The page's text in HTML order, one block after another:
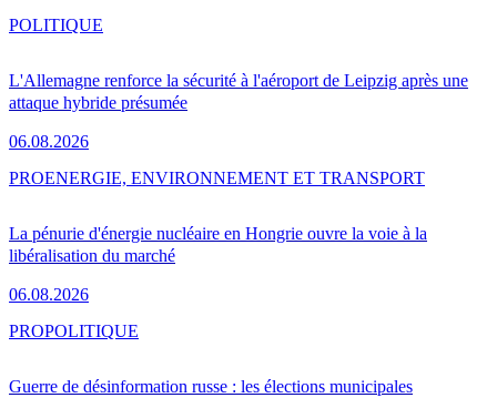
L'Allemagne renforce la sécurité à l'aéroport de Leipzig après une
attaque hybride présumée
06.08.2026
POLITIQUE
La pénurie d'énergie nucléaire en Hongrie ouvre la voie à la
libéralisation du marché
06.08.2026
PROENERGIE, ENVIRONNEMENT ET TRANSPORT
Guerre de désinformation russe : les élections municipales
PROPOLITIQUE